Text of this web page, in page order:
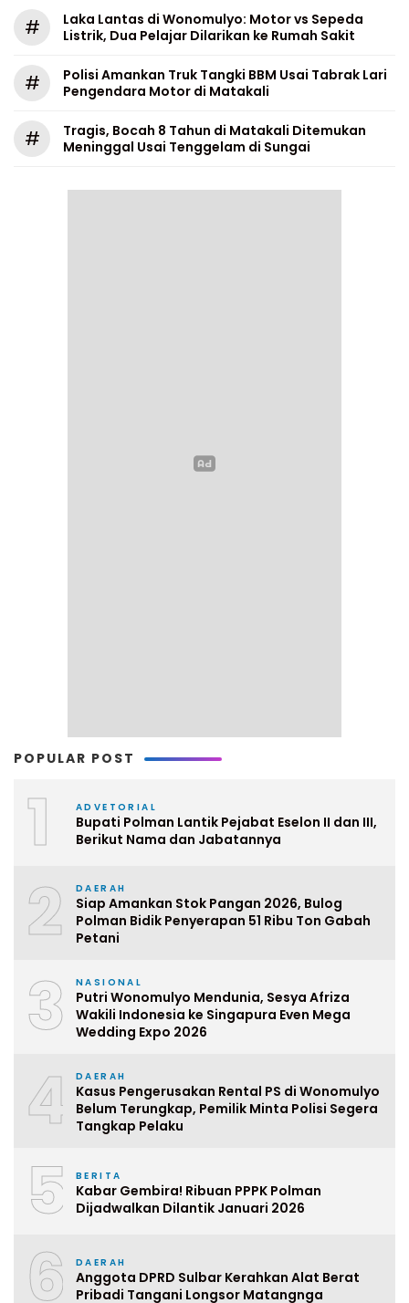
#
Laka Lantas di Wonomulyo: Motor vs Sepeda
Listrik, Dua Pelajar Dilarikan ke Rumah Sakit
#
Polisi Amankan Truk Tangki BBM Usai Tabrak Lari
Pengendara Motor di Matakali
#
Tragis, Bocah 8 Tahun di Matakali Ditemukan
Meninggal Usai Tenggelam di Sungai
POPULAR POST
1 ADVETORIAL
Bupati Polman Lantik Pejabat Eselon II dan III,
Berikut Nama dan Jabatannya
2 DAERAH
Siap Amankan Stok Pangan 2026, Bulog
Polman Bidik Penyerapan 51 Ribu Ton Gabah
Petani
3 NASIONAL
Putri Wonomulyo Mendunia, Sesya Afriza
Wakili Indonesia ke Singapura Even Mega
Wedding Expo 2026
4 DAERAH
Kasus Pengerusakan Rental PS di Wonomulyo
Belum Terungkap, Pemilik Minta Polisi Segera
Tangkap Pelaku
5 BERITA
Kabar Gembira! Ribuan PPPK Polman
Dijadwalkan Dilantik Januari 2026
6 DAERAH
Anggota DPRD Sulbar Kerahkan Alat Berat
Pribadi Tangani Longsor Matangnga